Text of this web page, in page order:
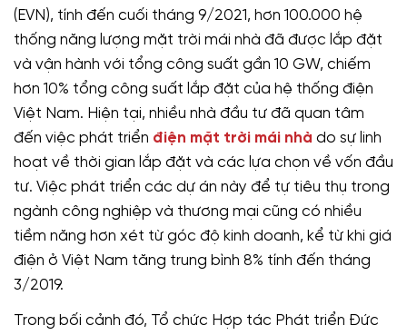
(EVN), tính đến cuối tháng 9/2021, hơn 100.000 hệ
thống năng lượng mặt trời mái nhà đã được lắp đặt
và vận hành với tổng công suất gần 10 GW, chiếm
hơn 10% tổng công suất lắp đặt của hệ thống điện
Việt Nam. Hiện tại, nhiều nhà đầu tư đã quan tâm
đến việc phát triển điện mặt trời mái nhà do sự linh
hoạt về thời gian lắp đặt và các lựa chọn về vốn đầu
tư. Việc phát triển các dự án này để tự tiêu thụ trong
ngành công nghiệp và thương mại cũng có nhiều
tiềm năng hơn xét từ góc độ kinh doanh, kể từ khi giá
điện ở Việt Nam tăng trung bình 8% tính đến tháng
3/2019.
Trong bối cảnh đó, Tổ chức Hợp tác Phát triển Đức